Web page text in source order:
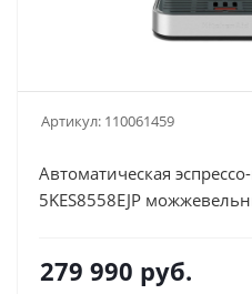
Артикул: 110061459
Автоматическая
5KES8558EJP
279 990 руб.